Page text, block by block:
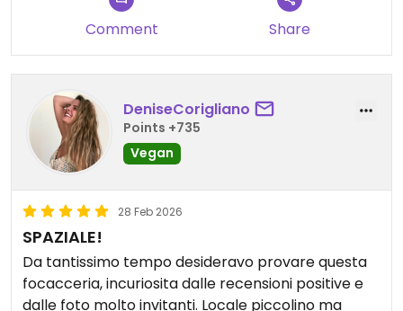
Comment Share
DeniseCorigliano
Points +735
Vegan
28 Feb 2026
SPAZIALE!
Da tantissimo tempo desideravo provare questa
focacceria, incuriosita dalle recensioni positive e
dalle foto molto invitanti. Locale piccolino ma